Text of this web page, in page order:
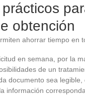
obtención
ahorrar tiempo en
en semana, por la
de un
documento sea
información